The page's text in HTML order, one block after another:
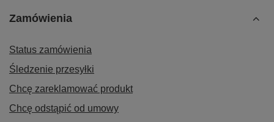
Zamówienia
Status zamówienia
Śledzenie przesyłki
Chcę zareklamować produkt
Chcę odstąpić od umowy